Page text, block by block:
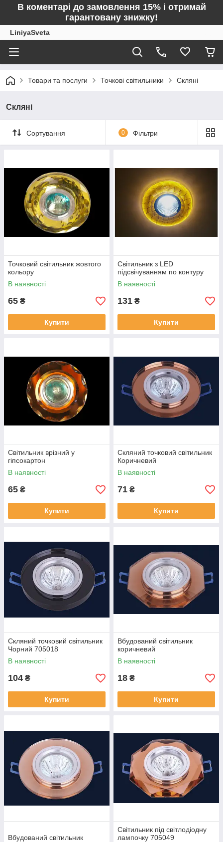
В коментарі до замовлення 15% і отримай
гарантовану знижку!
LiniyaSveta
Товари та послуги Точкові світильники Скляні
Скляні
Сортування 0 Фільтри
Точковий світильник жовтого
кольору
В наявності
65 ₴
Купити
Світильник з LED
підсвічуванням по контуру
В наявності
131 ₴
Купити
Світильник врізний у
гіпсокартон
В наявності
65 ₴
Купити
Скляний точковий світильник
Коричневий
В наявності
71 ₴
Купити
Скляний точковий світильник
Чорний 705018
В наявності
104 ₴
Купити
Вбудований світильник
коричневий
В наявності
18 ₴
Купити
Вбудований світильник
Світильник під світлодіодну
лампочку 705049